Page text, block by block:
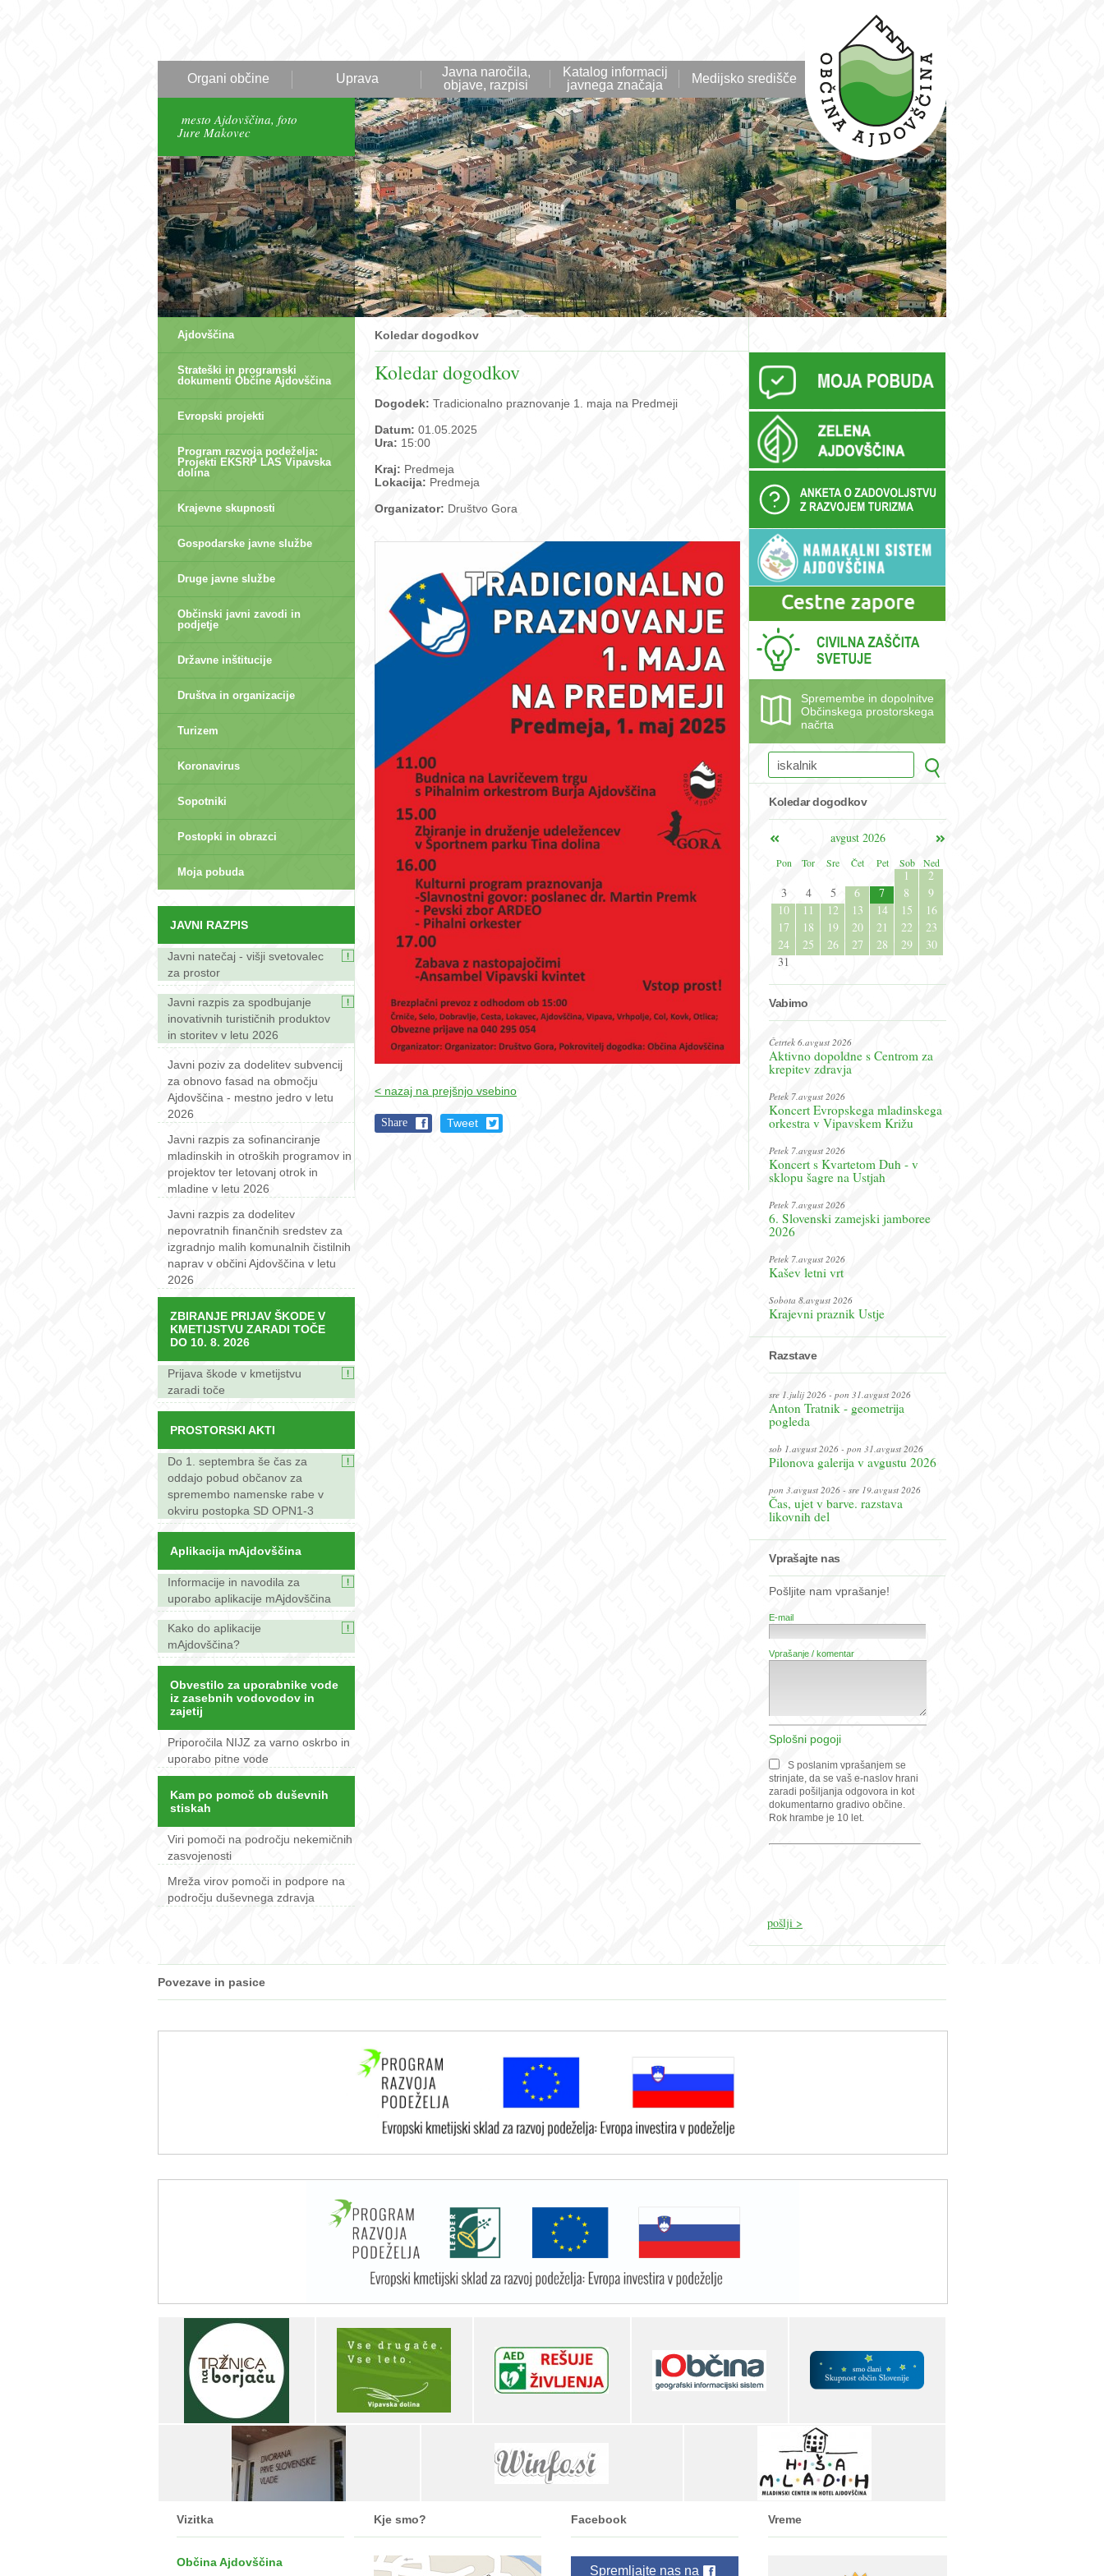
Organi občine Uprava
Javna naročila,
objave, razpisi
Katalog informacij
javnega značaja
Medijsko središče
mesto Ajdovščina, foto
Jure Makovec
Ajdovščina v belem.
Ajdovščina
Strateški in programski
dokumenti Občine Ajdovščina
Evropski projekti
Program razvoja podeželja:
Projekti EKSRP LAS Vipavska
dolina
Krajevne skupnosti
Gospodarske javne službe
Druge javne službe
Občinski javni zavodi in
podjetje
Državne inštitucije
Društva in organizacije
Turizem
Koronavirus
Sopotniki
Postopki in obrazci
Moja pobuda
JAVNI RAZPIS
Javni natečaj - višji svetovalec
za prostor
Javni razpis za spodbujanje
inovativnih turističnih produktov
in storitev v letu 2026
Javni poziv za dodelitev subvencij
za obnovo fasad na območju
Ajdovščina - mestno jedro v letu
2026
Javni razpis za sofinanciranje
mladinskih in otroških programov in
projektov ter letovanj otrok in
mladine v letu 2026
Javni razpis za dodelitev
nepovratnih finančnih sredstev za
izgradnjo malih komunalnih čistilnih
naprav v občini Ajdovščina v letu
2026
ZBIRANJE PRIJAV ŠKODE V
KMETIJSTVU ZARADI TOČE
DO 10. 8. 2026
Prijava škode v kmetijstvu
zaradi toče
PROSTORSKI AKTI
Do 1. septembra še čas za
oddajo pobud občanov za
spremembo namenske rabe v
okviru postopka SD OPN1-3
Aplikacija mAjdovščina
Informacije in navodila za
uporabo aplikacije mAjdovščina
Kako do aplikacije
mAjdovščina?
Obvestilo za uporabnike vode
iz zasebnih vodovodov in
zajetij
Priporočila NIJZ za varno oskrbo in
uporabo pitne vode
Kam po pomoč ob duševnih
stiskah
Viri pomoči na področju nekemičnih
zasvojenosti
Mreža virov pomoči in podpore na
področju duševnega zdravja
Koledar dogodkov
Koledar dogodkov
Dogodek: Tradicionalno praznovanje 1. maja na Predmeji
Datum: 01.05.2025
Ura: 15:00
Kraj: Predmeja
Lokacija: Predmeja
Organizator: Društvo Gora
< nazaj na prejšnjo vsebino
Share Tweet
Spremembe in dopolnitve
Občinskega prostorskega
načrta
Koledar dogodkov
avgust 2026
Pon
Tor Sre Čet Pet Sob Ned
1
2
3
4 5 6 7 8
9
10
11 12 13 14 15
16
17
18 19 20 21 22
23
24
25 26 27 28 29
30
31
Vabimo
Četrtek 6.avgust 2026
Aktivno dopoldne s Centrom za
krepitev zdravja
Petek 7.avgust 2026
Koncert Evropskega mladinskega
orkestra v Vipavskem Križu
Petek 7.avgust 2026
Koncert s Kvartetom Duh - v
sklopu šagre na Ustjah
Petek 7.avgust 2026
6. Slovenski zamejski jamboree
2026
Petek 7.avgust 2026
Kašev letni vrt
Sobota 8.avgust 2026
Krajevni praznik Ustje
Razstave
sre 1.julij 2026 - pon 31.avgust 2026
Anton Tratnik - geometrija
pogleda
sob 1.avgust 2026 - pon 31.avgust 2026
Pilonova galerija v avgustu 2026
pon 3.avgust 2026 - sre 19.avgust 2026
Čas, ujet v barve. razstava
likovnih del
Vprašajte nas
Pošljite nam vprašanje!
E-mail
Vprašanje / komentar
Splošni pogoji
S poslanim vprašanjem se
strinjate, da se vaš e-naslov hrani
zaradi pošiljanja odgovora in kot
dokumentarno gradivo občine.
Rok hrambe je 10 let.
Povezave in pasice
Vizitka
Občina Ajdovščina
Kje smo? Facebook
Spremljajte nas na
Vreme